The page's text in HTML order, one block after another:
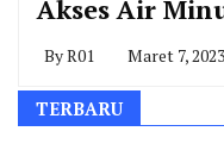
Akses Air
ByR01 Maret 7, 2023
TERBARU